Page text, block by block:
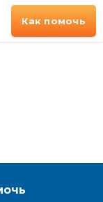
Как помочь